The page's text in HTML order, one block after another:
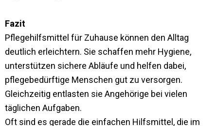
Fazit
Pflegehilfsmittel für Zuhause können den Alltag
deutlich erleichtern. Sie schaffen mehr Hygiene,
unterstützen sichere Abläufe und helfen dabei,
pflegebedürftige Menschen gut zu versorgen.
Gleichzeitig entlasten sie Angehörige bei vielen
täglichen Aufgaben.
Oft sind es gerade die einfachen Hilfsmittel, die im